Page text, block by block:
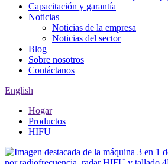
Capacitación y garantía
Noticias
Noticias de la empresa
Noticias del sector
Blog
Sobre nosotros
Contáctanos
English
Hogar
Productos
HIFU